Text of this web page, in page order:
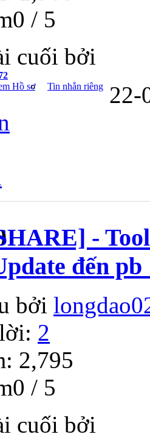
/ 5
cuối bởi
Hồ sơ
Tin nhắn riêng 22-
-
đến pb
bởi
2
2,795
/ 5
cuối bởi